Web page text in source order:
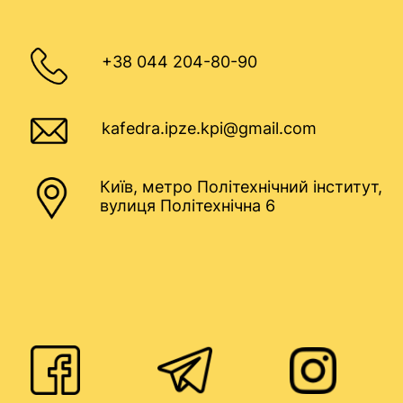
+38 044 204-80-90
kafedra.ipze.kpi@gmail.com
Київ, метро Політехнічний інститут,
вулиця Політехнічна 6